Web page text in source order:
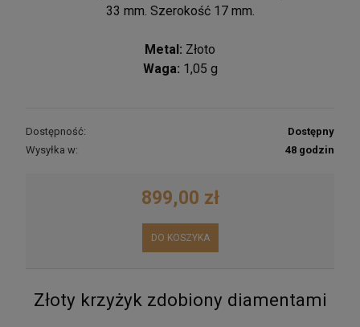
33 mm. Szerokość 17 mm.
Metal: Złoto
Waga: 1,05 g
Dostępność:
Dostępny
Wysyłka w:
48 godzin
899,00 zł
DO KOSZYKA
Złoty krzyżyk zdobiony diamentami